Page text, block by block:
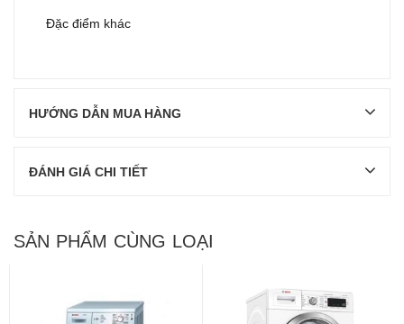
Đặc điểm khác
HƯỚNG DẪN MUA HÀNG
ĐÁNH GIÁ CHI TIẾT
SẢN PHẨM CÙNG LOẠI